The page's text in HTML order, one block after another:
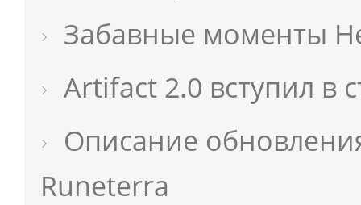
Забавные моменты
Artifact 2.0 вступил в
Описание
Runeterra